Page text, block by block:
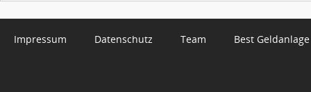
Impressum Datenschutz Team Best Geldanlage